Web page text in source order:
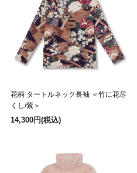
花柄 タートルネック長袖 ＜竹に花尽
くし/紫＞
14,300円(税込)